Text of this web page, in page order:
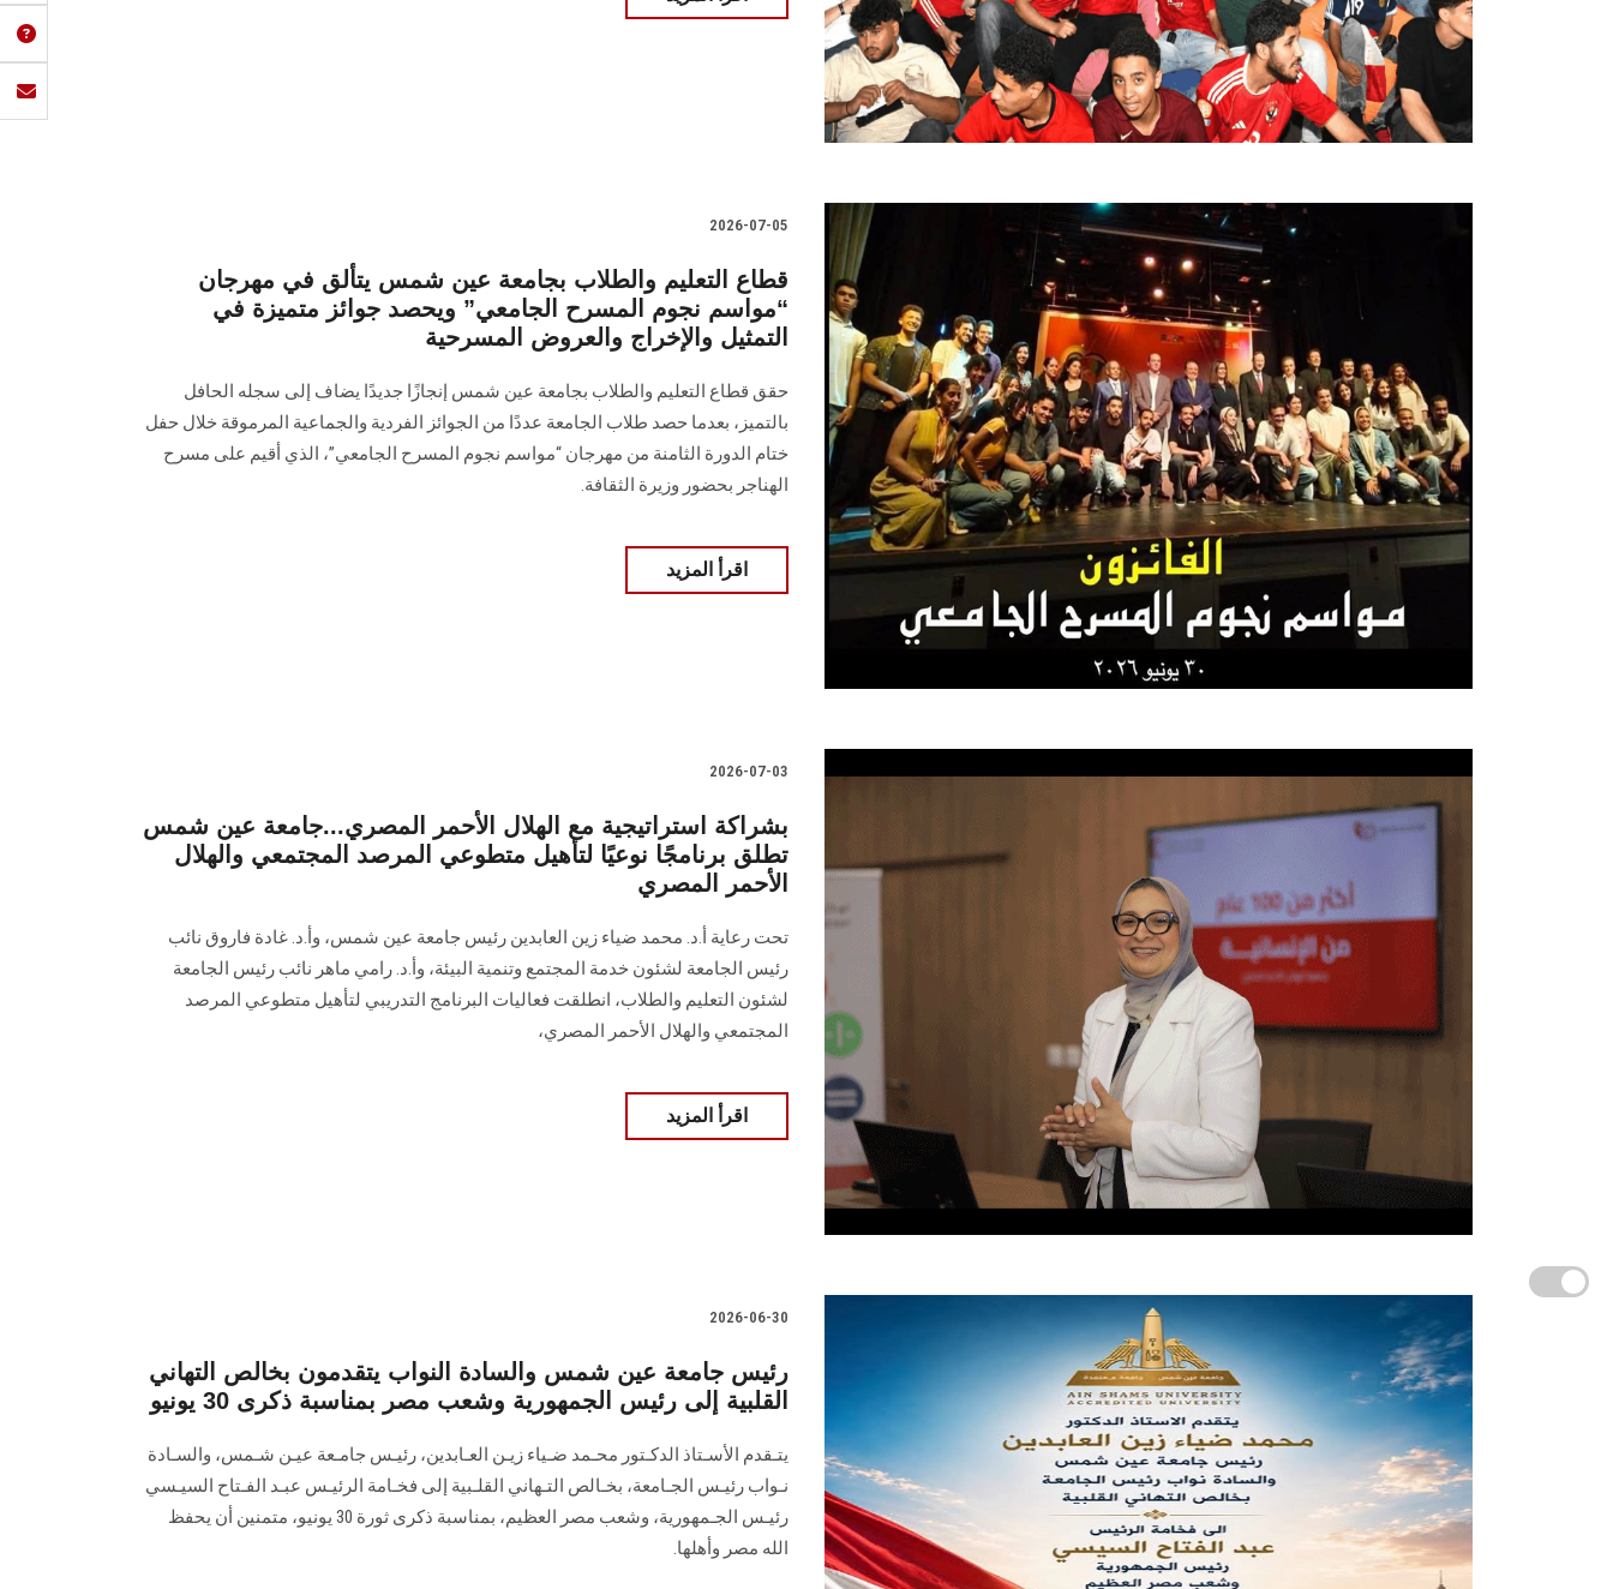
2026-07-05
قطاع التعليم والطلاب بجامعة عين شمس يتألق في مهرجان
“مواسم نجوم المسرح الجامعي” ويحصد جوائز متميزة في
التمثيل والإخراج والعروض المسرحية
حقق قطاع التعليم والطلاب بجامعة عين شمس إنجازًا جديدًا يضاف إلى سجله الحافل
بالتميز، بعدما حصد طلاب الجامعة عددًا من الجوائز الفردية والجماعية المرموقة خلال حفل
ختام الدورة الثامنة من مهرجان “مواسم نجوم المسرح الجامعي”، الذي أقيم على مسرح
الهناجر بحضور وزيرة الثقافة.
اقرأ المزيد
2026-07-03
بشراكة استراتيجية مع الهلال الأحمر المصري...جامعة عين شمس
تطلق برنامجًا نوعيًا لتأهيل متطوعي المرصد المجتمعي والهلال
الأحمر المصري
تحت رعاية أ.د. محمد ضياء زين العابدين رئيس جامعة عين شمس، وأ.د. غادة فاروق نائب
رئيس الجامعة لشئون خدمة المجتمع وتنمية البيئة، وأ.د. رامي ماهر نائب رئيس الجامعة
لشئون التعليم والطلاب، انطلقت فعاليات البرنامج التدريبي لتأهيل متطوعي المرصد
المجتمعي والهلال الأحمر المصري،
اقرأ المزيد
2026-06-30
رئيس جامعة عين شمس والسادة النواب يتقدمون بخالص التهاني
القلبية إلى رئيس الجمهورية وشعب مصر بمناسبة ذكرى 30 يونيو
يتـقدم الأسـتاذ الدكـتور محـمد ضـياء زيـن العـابدين، رئيـس جامـعة عيـن شـمس، والسـادة
نـواب رئيـس الجـامعة، بخـالص التـهاني القلـبية إلى فخـامة الرئيـس عبـد الفـتاح السيـسي
رئيـس الجـمهورية، وشعب مصر العظيم، بمناسبة ذكرى ثورة 30 يونيو، متمنين أن يحفظ
الله مصر وأهلها.